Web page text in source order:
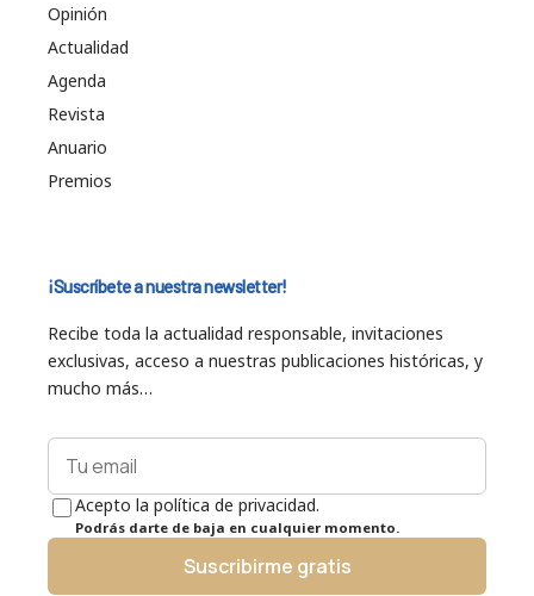
Opinión
Actualidad
Agenda
Revista
Anuario
Premios
¡Suscríbete a nuestra newsletter!
Recibe toda la actualidad responsable, invitaciones
exclusivas, acceso a nuestras publicaciones históricas, y
mucho más…
Acepto la política de privacidad.
Podrás darte de baja en cualquier momento.
Suscribirme gratis